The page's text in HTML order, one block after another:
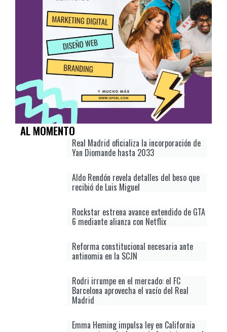
AL MOMENTO
Real Madrid oficializa la incorporación de
Yan Diomande hasta 2033
Aldo Rendón revela detalles del beso que
recibió de Luis Miguel
Rockstar estrena avance extendido de GTA
6 mediante alianza con Netflix
Reforma constitucional necesaria ante
antinomia en la SCJN
Rodri irrumpe en el mercado: el FC
Barcelona aprovecha el vacío del Real
Madrid
Emma Heming impulsa ley en California